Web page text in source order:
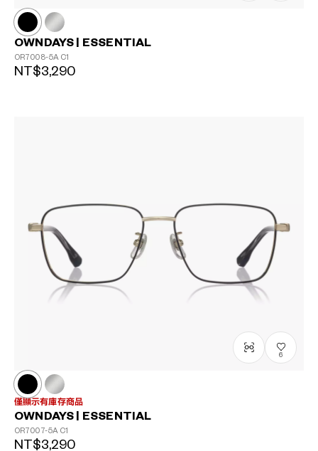
OWNDAYS | ESSENTIAL
OR7008-5A C1
NT$3,290
6
僅顯示有庫存商品
OWNDAYS | ESSENTIAL
OR7007-5A C1
NT$3,290